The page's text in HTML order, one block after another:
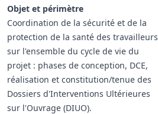
Objet et périmètre
Coordination de la sécurité et de la
protection de la santé des travailleurs
sur l'ensemble du cycle de vie du
projet : phases de conception, DCE,
réalisation et constitution/tenue des
Dossiers d'Interventions Ultérieures
sur l'Ouvrage (DIUO).